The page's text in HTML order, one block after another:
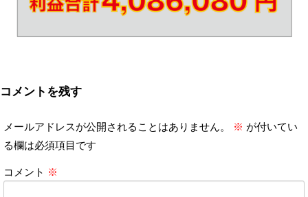
コメントを残す
メールアドレスが公開されることはありません。 ※ が付いてい
る欄は必須項目です
コメント ※